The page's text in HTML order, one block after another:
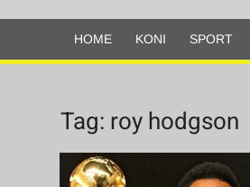
HOME KONI SPORT
Tag: roy hodgson